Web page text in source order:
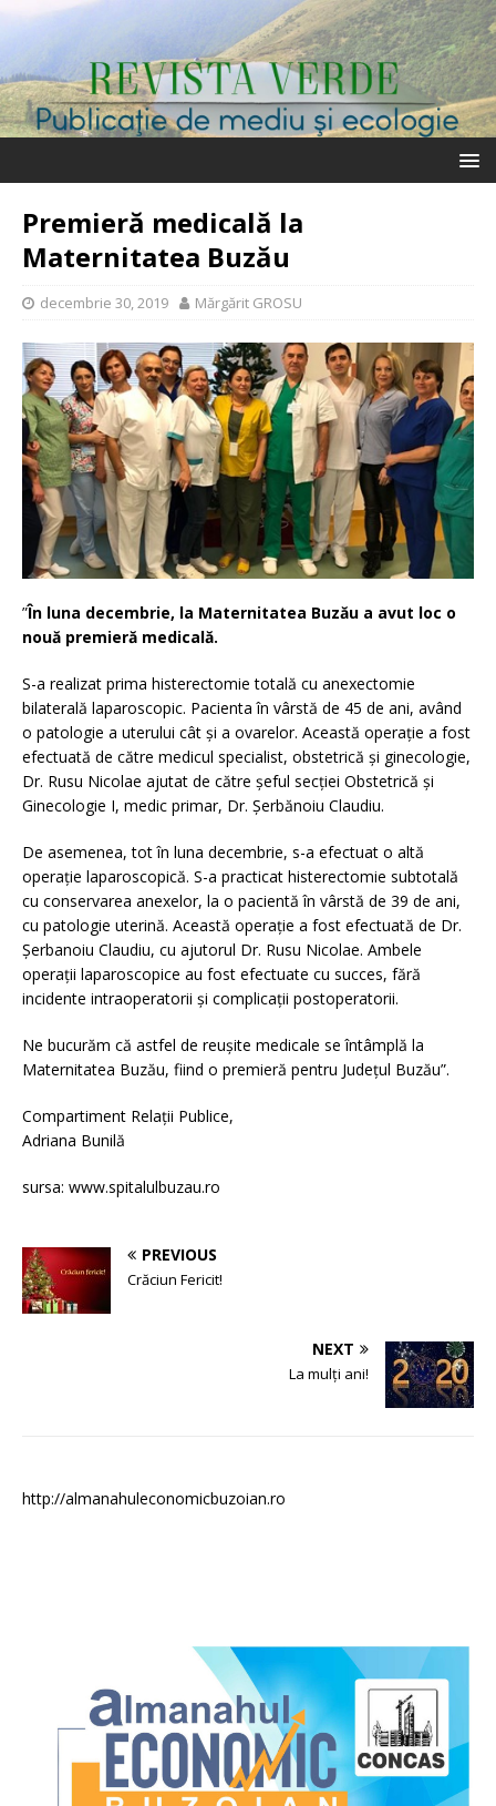
Premieră medicală la
Maternitatea Buzău
decembrie 30, 2019 Mărgărit GROSU
”În luna decembrie, la Maternitatea Buzău a avut loc o
nouă premieră medicală.
S-a realizat prima histerectomie totală cu anexectomie
bilaterală laparoscopic. Pacienta în vârstă de 45 de ani, având
o patologie a uterului cât și a ovarelor. Această operație a fost
efectuată de către medicul specialist, obstetrică și ginecologie,
Dr. Rusu Nicolae ajutat de către șeful secției Obstetrică și
Ginecologie I, medic primar, Dr. Șerbănoiu Claudiu.
De asemenea, tot în luna decembrie, s-a efectuat o altă
operație laparoscopică. S-a practicat histerectomie subtotală
cu conservarea anexelor, la o pacientă în vârstă de 39 de ani,
cu patologie uterină. Această operație a fost efectuată de Dr.
Șerbanoiu Claudiu, cu ajutorul Dr. Rusu Nicolae. Ambele
operații laparoscopice au fost efectuate cu succes, fără
incidente intraoperatorii și complicații postoperatorii.
Ne bucurăm că astfel de reușite medicale se întâmplă la
Maternitatea Buzău, fiind o premieră pentru Județul Buzău”.
Compartiment Relaţii Publice,
Adriana Bunilă
sursa: www.spitalulbuzau.ro
PREVIOUS
Crăciun Fericit!
NEXT
La mulți ani!
http://almanahuleconomicbuzoian.ro